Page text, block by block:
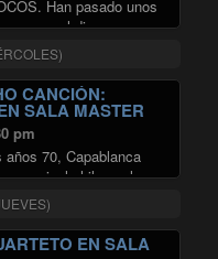
Han pasado unos
el disco y
al escenario. ¿Y
Sala Master para eso?
en …
SIEMPRE:
CANCIÓN:
SALA MASTER
pm
70, Capablanca
musical chilena al
los principales
romántica.
Baeza, el grupo alcanzó
"EL
EN SALA